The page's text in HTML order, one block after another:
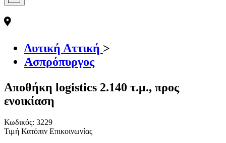
Δυτική Αττική >
Ασπρόπυργος
Αποθήκη logistics 2.140 τ.μ., προς
ενοικίαση
Κωδικός: 3229
Τιμή Κατόπιν Επικοινωνίας